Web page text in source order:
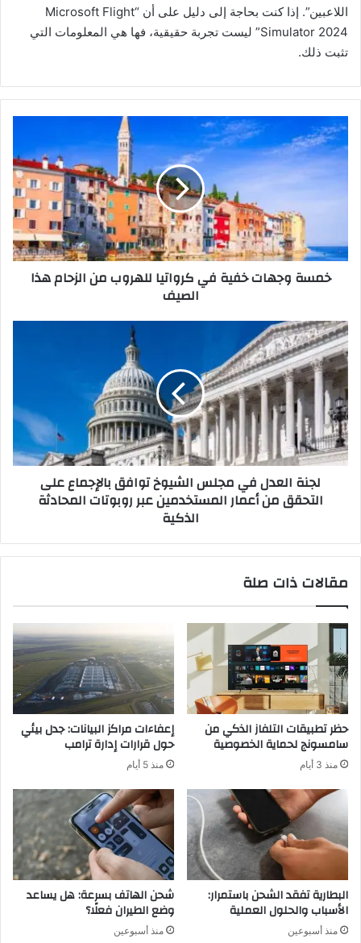
اللاعبين”. إذا كنت بحاجة إلى دليل على أن “Microsoft Flight
Simulator 2024” ليست تجربة حقيقية، فها هي المعلومات التي
تثبت ذلك.
خ
س
ا
ت
ة
ف
ي
ر
و
ا
ت
ي
ر
ب
ا
ز
ح
ا
م
ه
ذ
ا
ص
ف
خمسة وجهات خفية في كرواتيا للهروب من الزحام هذا
الصيف
ل
ج
ن
ا
ل
ع
د
ل
ا
ي
و
خ
ت
و
ا
ف
ق
ب
إ
ج
م
ع
ى
لجنة العدل في مجلس الشيوخ توافق بالإجماع على
التحقق من أعمار المستخدمين عبر روبوتات المحادثة
الذكية
مقالات ذات صلة
حظر تطبيقات التلفاز الذكي من
سامسونج لحماية الخصوصية
منذ 3 أيام
إعفاءات مراكز البيانات: جدل بيئي
حول قرارات إدارة ترامب
منذ 5 أيام
البطارية تفقد الشحن باستمرار:
الأسباب والحلول العملية
منذ أسبوعين
شحن الهاتف بسرعة: هل يساعد
وضع الطيران فعلًا؟
منذ أسبوعين